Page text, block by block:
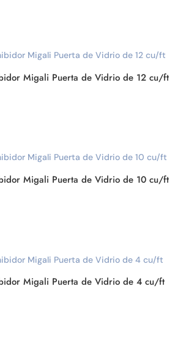
Migali Puerta de Vidrio de 12 cu/ft
Migali Puerta de Vidrio de 10 cu/ft
Migali Puerta de Vidrio de 4 cu/ft